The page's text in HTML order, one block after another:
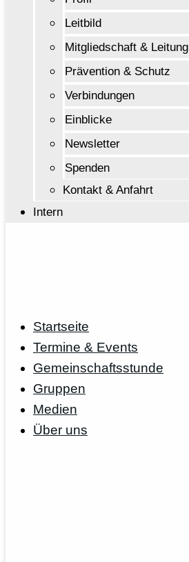
Leitbild
Mitgliedschaft & Leitung
Prävention & Schutz
Verbindungen
Einblicke
Newsletter
Spenden
Kontakt & Anfahrt
Intern
Startseite
Termine & Events
Gemeinschaftsstunde
Gruppen
Medien
Über uns